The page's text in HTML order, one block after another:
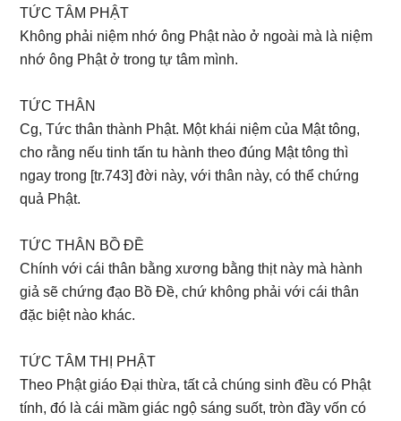
TỨC TÂM PHẬT
Không phải niệm nhớ ông Phật nào ở ngoài mà là niệm
nhớ ông Phật ở trong tự tâm mình.
TỨC THÂN
Cg, Tức thân thành Phật. Một khái niệm của Mật tông,
cho rằng nếu tinh tấn tu hành theo đúng Mật tông thì
ngay trong [tr.743] đời này, với thân này, có thể chứng
quả Phật.
TỨC THÂN BỒ ĐỀ
Chính với cái thân bằng xương bằng thịt này mà hành
giả sẽ chứng đạo Bồ Đề, chứ không phải với cái thân
đặc biệt nào khác.
TỨC TÂM THỊ PHẬT
Theo Phật giáo Đại thừa, tất cả chúng sinh đều có Phật
tính, đó là cái mầm giác ngộ sáng suốt, tròn đầy vốn có